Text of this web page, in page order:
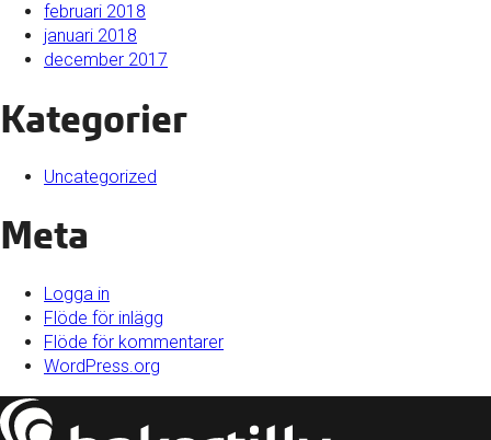
februari 2018
januari 2018
december 2017
Kategorier
Uncategorized
Meta
Logga in
Flöde för inlägg
Flöde för kommentarer
WordPress.org